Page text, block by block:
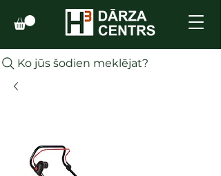
Ko jūs šodien meklējat?